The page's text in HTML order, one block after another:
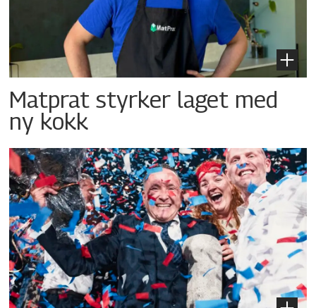
Matprat styrker laget med
ny kokk